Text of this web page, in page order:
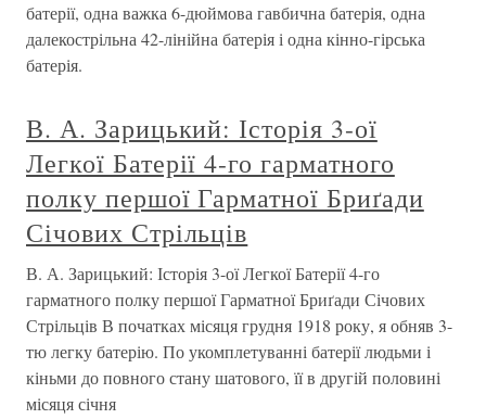
батерії, одна важка 6-дюймова гавбична батерія, одна
далекострільна 42-лінійна батерія і одна кінно-гірська
батерія.
В. А. Зарицький: Історія 3-ої
Легкої Батерії 4-го гарматного
полку першої Гарматної Бриґади
Січових Стрільців
В. А. Зарицький: Історія 3-ої Легкої Батерії 4-го
гарматного полку першої Гарматної Бриґади Січових
Стрільців В початках місяця грудня 1918 року, я обняв 3-
тю легку батерію. По укомплетуванні батерії людьми і
кіньми до повного стану шатового, її в другій половині
місяця січня